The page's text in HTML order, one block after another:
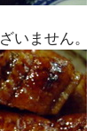
いません。